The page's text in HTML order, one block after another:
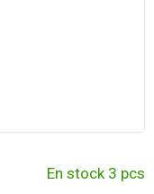
En stock 3 pcs